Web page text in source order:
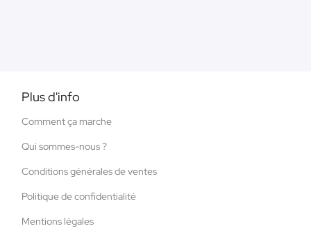
Plus d'info
Comment ça marche
Qui sommes-nous ?
Conditions générales de ventes
Politique de confidentialité
Mentions légales